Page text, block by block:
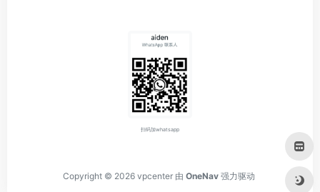
扫码加whatsapp
Copyright © 2026 vpcenter 由 OneNav 强力驱动